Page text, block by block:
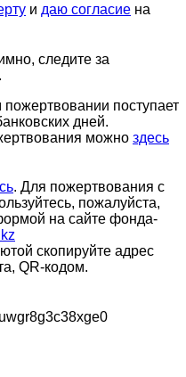
и даю согласие на
следите за
поступает
дней.
можно здесь
. Для пожертвования с
пожалуйста,
на сайте фонда-
скопируйте адрес
QR-кодом.